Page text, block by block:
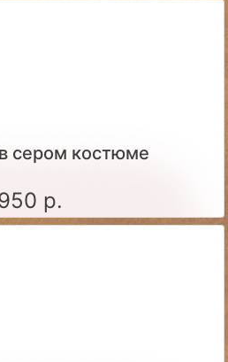
сером костюме
р.